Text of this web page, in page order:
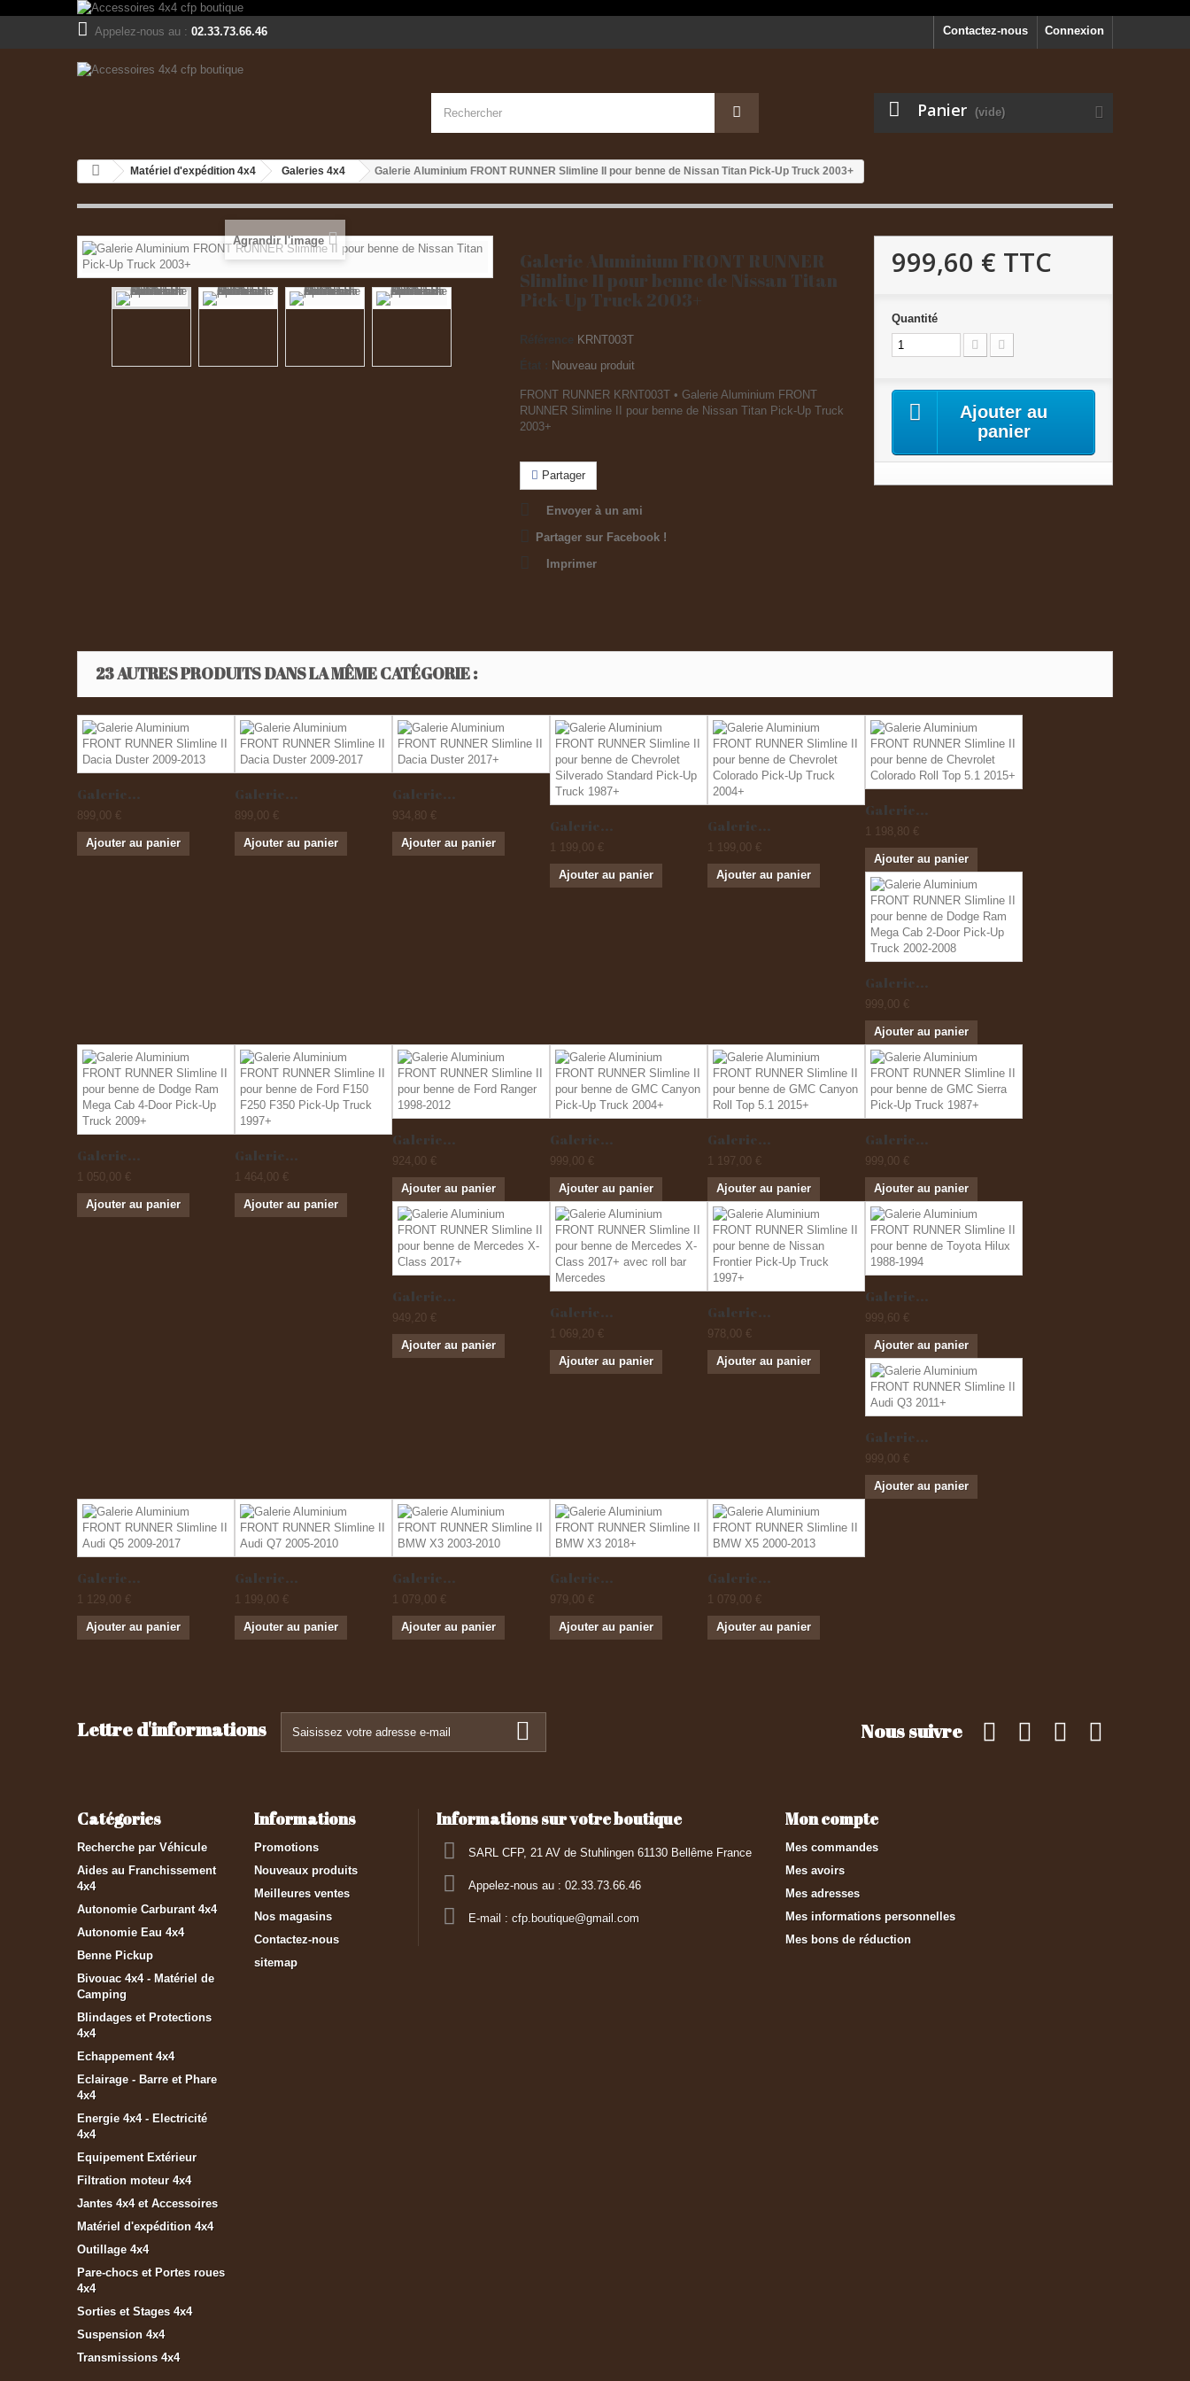
Connexion
Contactez-nous
Appelez-nous au : 02.33.73.66.46
Panier (vide)
Matériel d'expédition 4x4 Galeries 4x4 Galerie Aluminium FRONT RUNNER Slimline II pour benne de Nissan Titan Pick-Up Truck 2003+
Agrandir l'image
Galerie Aluminium FRONT RUNNER
Slimline II pour benne de Nissan Titan
Pick-Up Truck 2003+
Référence
KRNT003T
Nouveau produit
FRONT RUNNER KRNT003T • Galerie Aluminium FRONT
RUNNER Slimline II pour benne de Nissan Titan Pick-Up Truck
2003+
Partager
Envoyer à un ami
Partager sur Facebook !
Imprimer
999,60 € TTC
Quantité
Ajouter au
panier
23 AUTRES PRODUITS DANS LA MÊME CATÉGORIE :
Galerie...
899,00 €
Ajouter au panier
Galerie...
899,00 €
Ajouter au panier
Galerie...
934,80 €
Ajouter au panier
Galerie...
1 199,00 €
Ajouter au panier
Galerie...
1 199,00 €
Ajouter au panier
Galerie...
1 198,80 €
Ajouter au panier
Galerie...
999,00 €
Ajouter au panier
Galerie...
1 050,00 €
Ajouter au panier
Galerie...
1 464,00 €
Ajouter au panier
Galerie...
924,00 €
Ajouter au panier
Galerie...
999,00 €
Ajouter au panier
Galerie...
1 197,00 €
Ajouter au panier
Galerie...
999,00 €
Ajouter au panier
Galerie...
949,20 €
Ajouter au panier
Galerie...
1 069,20 €
Ajouter au panier
Galerie...
978,00 €
Ajouter au panier
Galerie...
999,60 €
Ajouter au panier
Galerie...
999,00 €
Ajouter au panier
Galerie...
1 129,00 €
Ajouter au panier
Galerie...
1 199,00 €
Ajouter au panier
Galerie...
1 079,00 €
Ajouter au panier
Galerie...
979,00 €
Ajouter au panier
Galerie...
1 079,00 €
Ajouter au panier
Lettre d'informations Nous suivre
Catégories
Recherche par Véhicule
Aides au Franchissement
4x4
Autonomie Carburant 4x4
Autonomie Eau 4x4
Benne Pickup
Bivouac 4x4 - Matériel de
Camping
Blindages et Protections
4x4
Echappement 4x4
Eclairage - Barre et Phare
4x4
Energie 4x4 - Electricité
4x4
Equipement Extérieur
Filtration moteur 4x4
Jantes 4x4 et Accessoires
Matériel d'expédition 4x4
Outillage 4x4
Pare-chocs et Portes roues
4x4
Sorties et Stages 4x4
Suspension 4x4
Transmissions 4x4
Informations
Promotions
Nouveaux produits
Meilleures ventes
Nos magasins
Contactez-nous
sitemap
Informations sur votre boutique
SARL CFP, 21 AV de Stuhlingen 61130 Bellême France
Appelez-nous au : 02.33.73.66.46
E-mail : cfp.boutique@gmail.com
Mon compte
Mes commandes
Mes avoirs
Mes adresses
Mes informations personnelles
Mes bons de réduction